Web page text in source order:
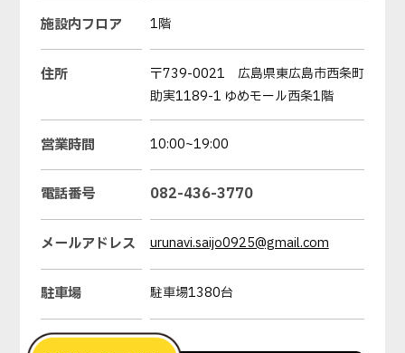
施設内フロア 1階
住所
〒739-0021 広島県東広島市西条町
助実1189-1 ゆめモール西条1階
営業時間 10:00~19:00
電話番号 082-436-3770
メールアドレス urunavi.saijo0925@gmail.com
駐車場 駐車場1380台